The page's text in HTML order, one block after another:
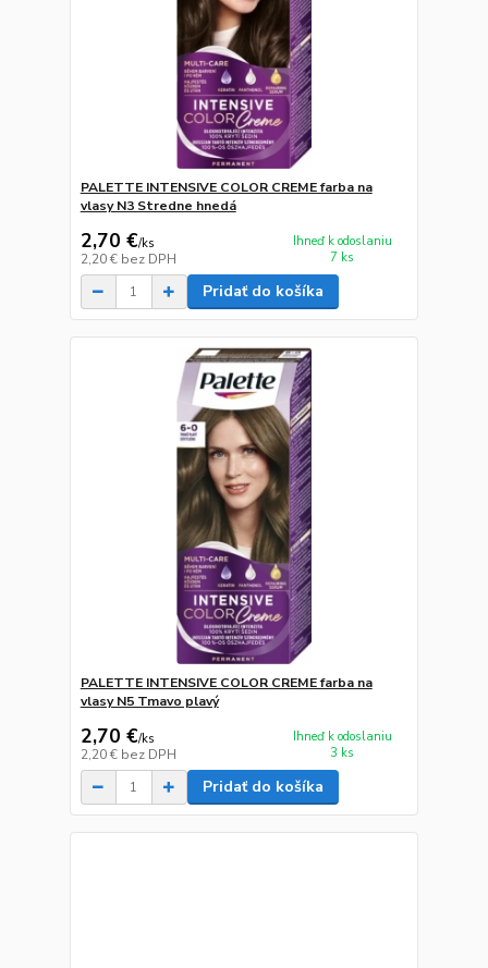
PALETTE INTENSIVE COLOR CREME farba na
vlasy N3 Stredne hnedá
2,70 €/ks
2,20 € bez DPH
Ihneď k odoslaniu
7 ks
Pridať do košíka
PALETTE INTENSIVE COLOR CREME farba na
vlasy N5 Tmavo plavý
2,70 €/ks
2,20 € bez DPH
Ihneď k odoslaniu
3 ks
Pridať do košíka